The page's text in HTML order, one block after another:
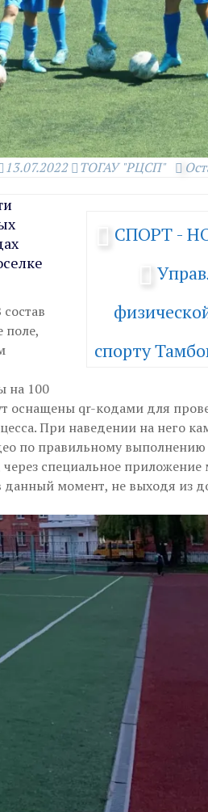
13.07.2022 ТОГАУ "РЦСП"
СПОРТ -
спорту
поле,
на 100
оснащены qr-кодами для
При наведении на него
по правильному
специальное
данный момент, не выходя из